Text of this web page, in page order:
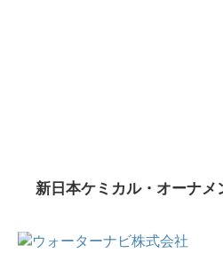
新日本ケミカル・オーナメ